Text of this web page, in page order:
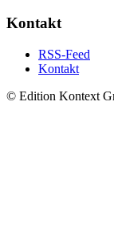
Kontakt
RSS-Feed
Kontakt
© Edition Kontext